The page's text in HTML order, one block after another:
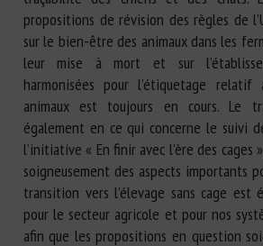
propositions de révision des règles de
sur le bien-être des animaux dans les
leur mise à mort et sur
harmonisées pour l’étiquetage
animaux est toujours en cours. Le
également en ce qui concerne le suivi
l’initiative « En finir avec l’ère des cages
soigneusement des aspects importants
transition vers l’élevage sans cage est
pour le secteur agricole et pour nos
afin que les propositions en question